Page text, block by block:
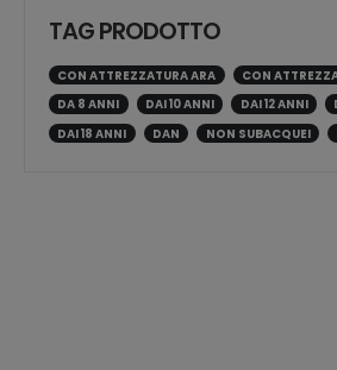
TAG PRODOTTO
CON ATTREZZATURA ARA
CON
DA 8 ANNI
DAI 10 ANNI DAI 12 ANNI
DAI 18 ANNI
DAN NON SUBACQUEI